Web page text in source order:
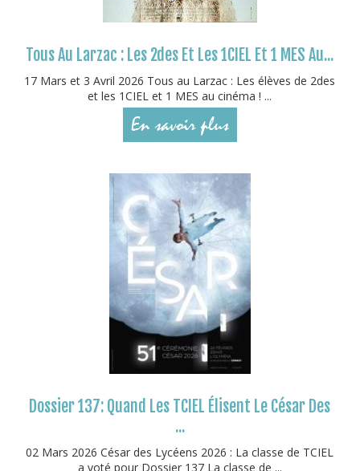
Tous Au Larzac : Les 2des Et Les 1CIEL Et 1 MES Au...
17 Mars et 3 Avril 2026 Tous au Larzac : Les élèves de 2des
et les 1CIEL et 1 MES au cinéma ! ...
En savoir plus
Dossier 137: Quand Les TCIEL Élisent Le César Des
...
02 Mars 2026 César des Lycéens 2026 : La classe de TCIEL
a voté pour Dossier 137 La classe de ...